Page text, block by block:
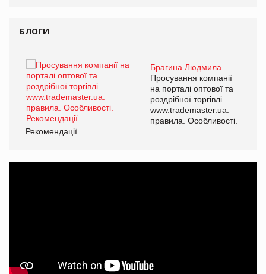
БЛОГИ
Брагина Людмила
Просування компанії
на порталі оптової та
роздрібної торгівлі
www.trademaster.ua.
правила. Особливості.
Рекомендації